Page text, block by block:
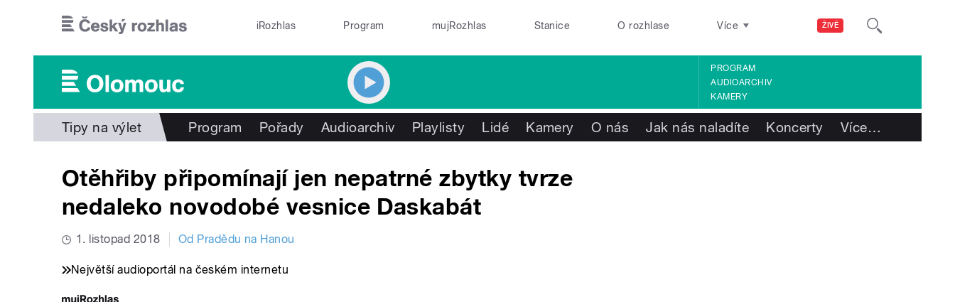
ŽIVĚ
iRozhlas Program mujRozhlas Stanice O rozhlase Více
PROGRAM
AUDIOARCHIV
KAMERY
Tipy na výlet Program Pořady Audioarchiv Playlisty Lidé Kamery O nás Jak nás naladíte Koncerty Více…
Otěhřiby připomínají jen nepatrné zbytky tvrze
nedaleko novodobé vesnice Daskabát
1. listopad 2018 Od Pradědu na Hanou
Největší audioportál na českém internetu